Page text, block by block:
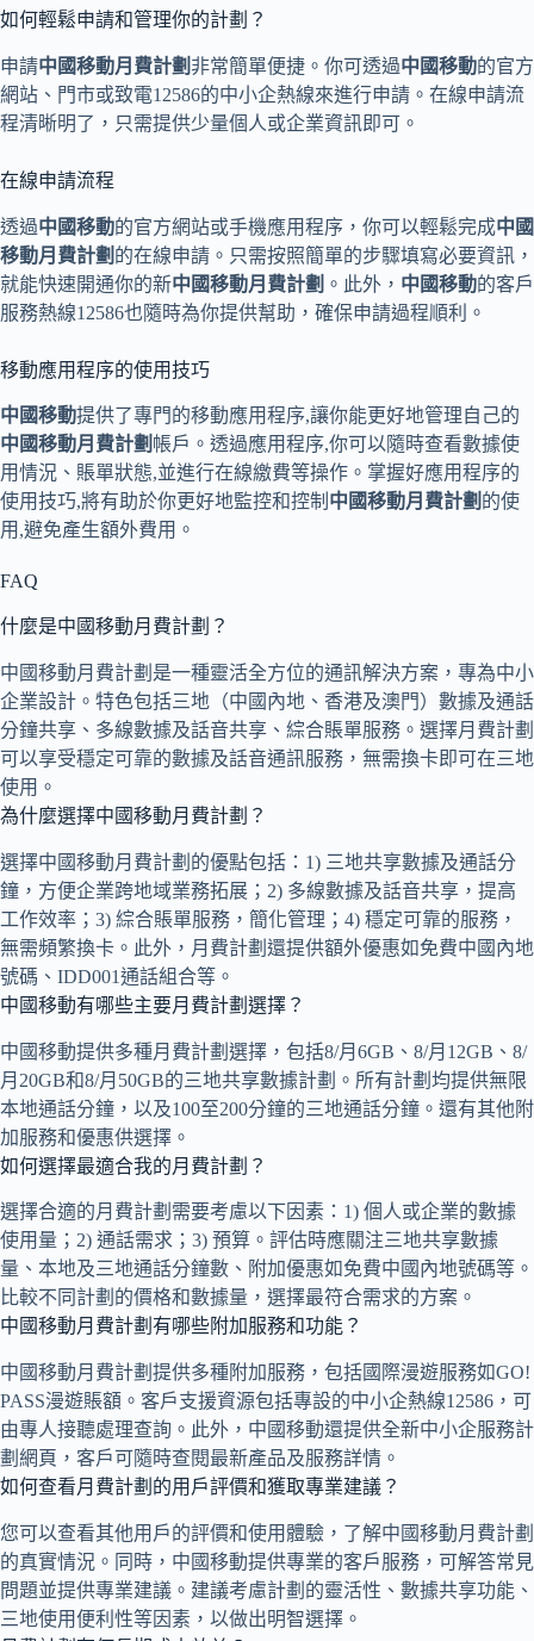
如何輕鬆申請和管理你的計劃？
申請中國移動月費計劃 非常簡單便捷。你可透過中國移動的官方
網站、門市或致電12586的中小企熱線來進行申請。在線申請流
程清晰明了，只需提供少量個人或企業資訊即可。
在線申請流程
透過中國移動的官方網站或手機應用程序，你可以輕鬆完成中國
移動月費計劃 的在線申請。只需按照簡單的步驟填寫必要資訊，
就能快速開通你的新中國移動月費計劃 。此外， 中國移動的客戶
服務熱線12586也隨時為你提供幫助，確保申請過程順利。
移動應用程序的使用技巧
中國移動提供了專門的移動應用程序,讓你能更好地管理自己的
中國移動月費計劃 帳戶。透過應用程序,你可以隨時查看數據使
用情況、賬單狀態,並進行在線繳費等操作。掌握好應用程序的
使用技巧,將有助於你更好地監控和控制 中國移動月費計劃 的使
用,避免產生額外費用。
FAQ
什麼是中國移動月費計劃？
中國移動月費計劃是一種靈活全方位的通訊解決方案，專為中小
企業設計。特色包括三地（中國內地、香港及澳門）數據及通話
分鐘共享、多線數據及話音共享、綜合賬單服務。選擇月費計劃
可以享受穩定可靠的數據及話音通訊服務，無需換卡即可在三地
使用。
為什麼選擇中國移動月費計劃？
選擇中國移動月費計劃的優點包括：1) 三地共享數據及通話分
鐘，方便企業跨地域業務拓展；2) 多線數據及話音共享，提高
工作效率；3) 綜合賬單服務，簡化管理；4) 穩定可靠的服務，
無需頻繁換卡。此外，月費計劃還提供額外優惠如免費中國內地
號碼、IDD001通話組合等。
中國移動有哪些主要月費計劃選擇？
中國移動提供多種月費計劃選擇，包括8/月6GB、8/月12GB、8/
月20GB和8/月50GB的三地共享數據計劃。所有計劃均提供無限
本地通話分鐘，以及100至200分鐘的三地通話分鐘。還有其他附
加服務和優惠供選擇。
如何選擇最適合我的月費計劃？
選擇合適的月費計劃需要考慮以下因素：1) 個人或企業的數據
使用量；2) 通話需求；3) 預算。評估時應關注三地共享數據
量、本地及三地通話分鐘數、附加優惠如免費中國內地號碼等。
比較不同計劃的價格和數據量，選擇最符合需求的方案。
中國移動月費計劃有哪些附加服務和功能？
中國移動月費計劃提供多種附加服務，包括國際漫遊服務如GO!
PASS漫遊賬額。客戶支援資源包括專設的中小企熱線12586，可
由專人接聽處理查詢。此外，中國移動還提供全新中小企服務計
劃網頁，客戶可隨時查閱最新產品及服務詳情。
如何查看月費計劃的用戶評價和獲取專業建議？
您可以查看其他用戶的評價和使用體驗，了解中國移動月費計劃
的真實情況。同時，中國移動提供專業的客戶服務，可解答常見
問題並提供專業建議。建議考慮計劃的靈活性、數據共享功能、
三地使用便利性等因素，以做出明智選擇。